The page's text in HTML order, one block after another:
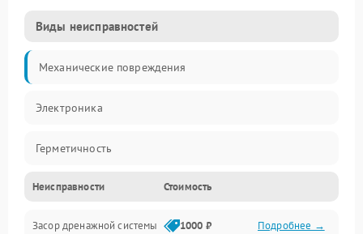
Виды неисправностей
Механические повреждения
Электроника
Герметичность
Механика
Управление
Неисправности Стоимость
Засор дренажной системы 1000 ₽ Подробнее →